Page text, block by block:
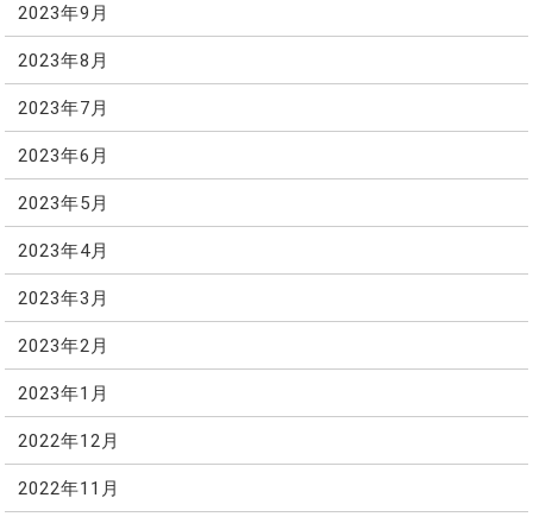
2023年9月
2023年8月
2023年7月
2023年6月
2023年5月
2023年4月
2023年3月
2023年2月
2023年1月
2022年12月
2022年11月